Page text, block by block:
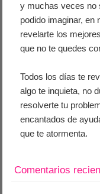
y muchas veces no
podido imaginar, en
revelarte los
que no te quedes
Todos los días te
algo te inquieta, no
resolverte tu
encantados de
que te atormenta.
Comentarios